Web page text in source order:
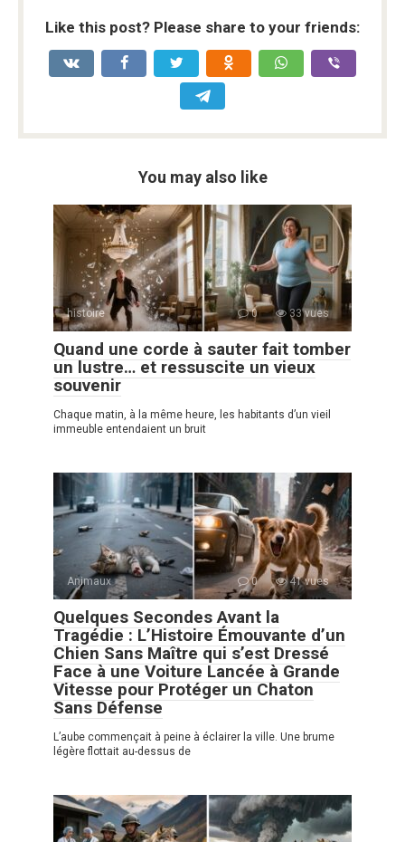
Like this post? Please share to your friends:
You may also like
histoire 0 33 vues
Quand une corde à sauter fait tomber
un lustre… et ressuscite un vieux
souvenir
Chaque matin, à la même heure, les habitants d’un vieil
immeuble entendaient un bruit
Animaux 0 41 vues
Quelques Secondes Avant la
Tragédie : L’Histoire Émouvante d’un
Chien Sans Maître qui s’est Dressé
Face à une Voiture Lancée à Grande
Vitesse pour Protéger un Chaton
Sans Défense
L’aube commençait à peine à éclairer la ville. Une brume
légère flottait au-dessus de